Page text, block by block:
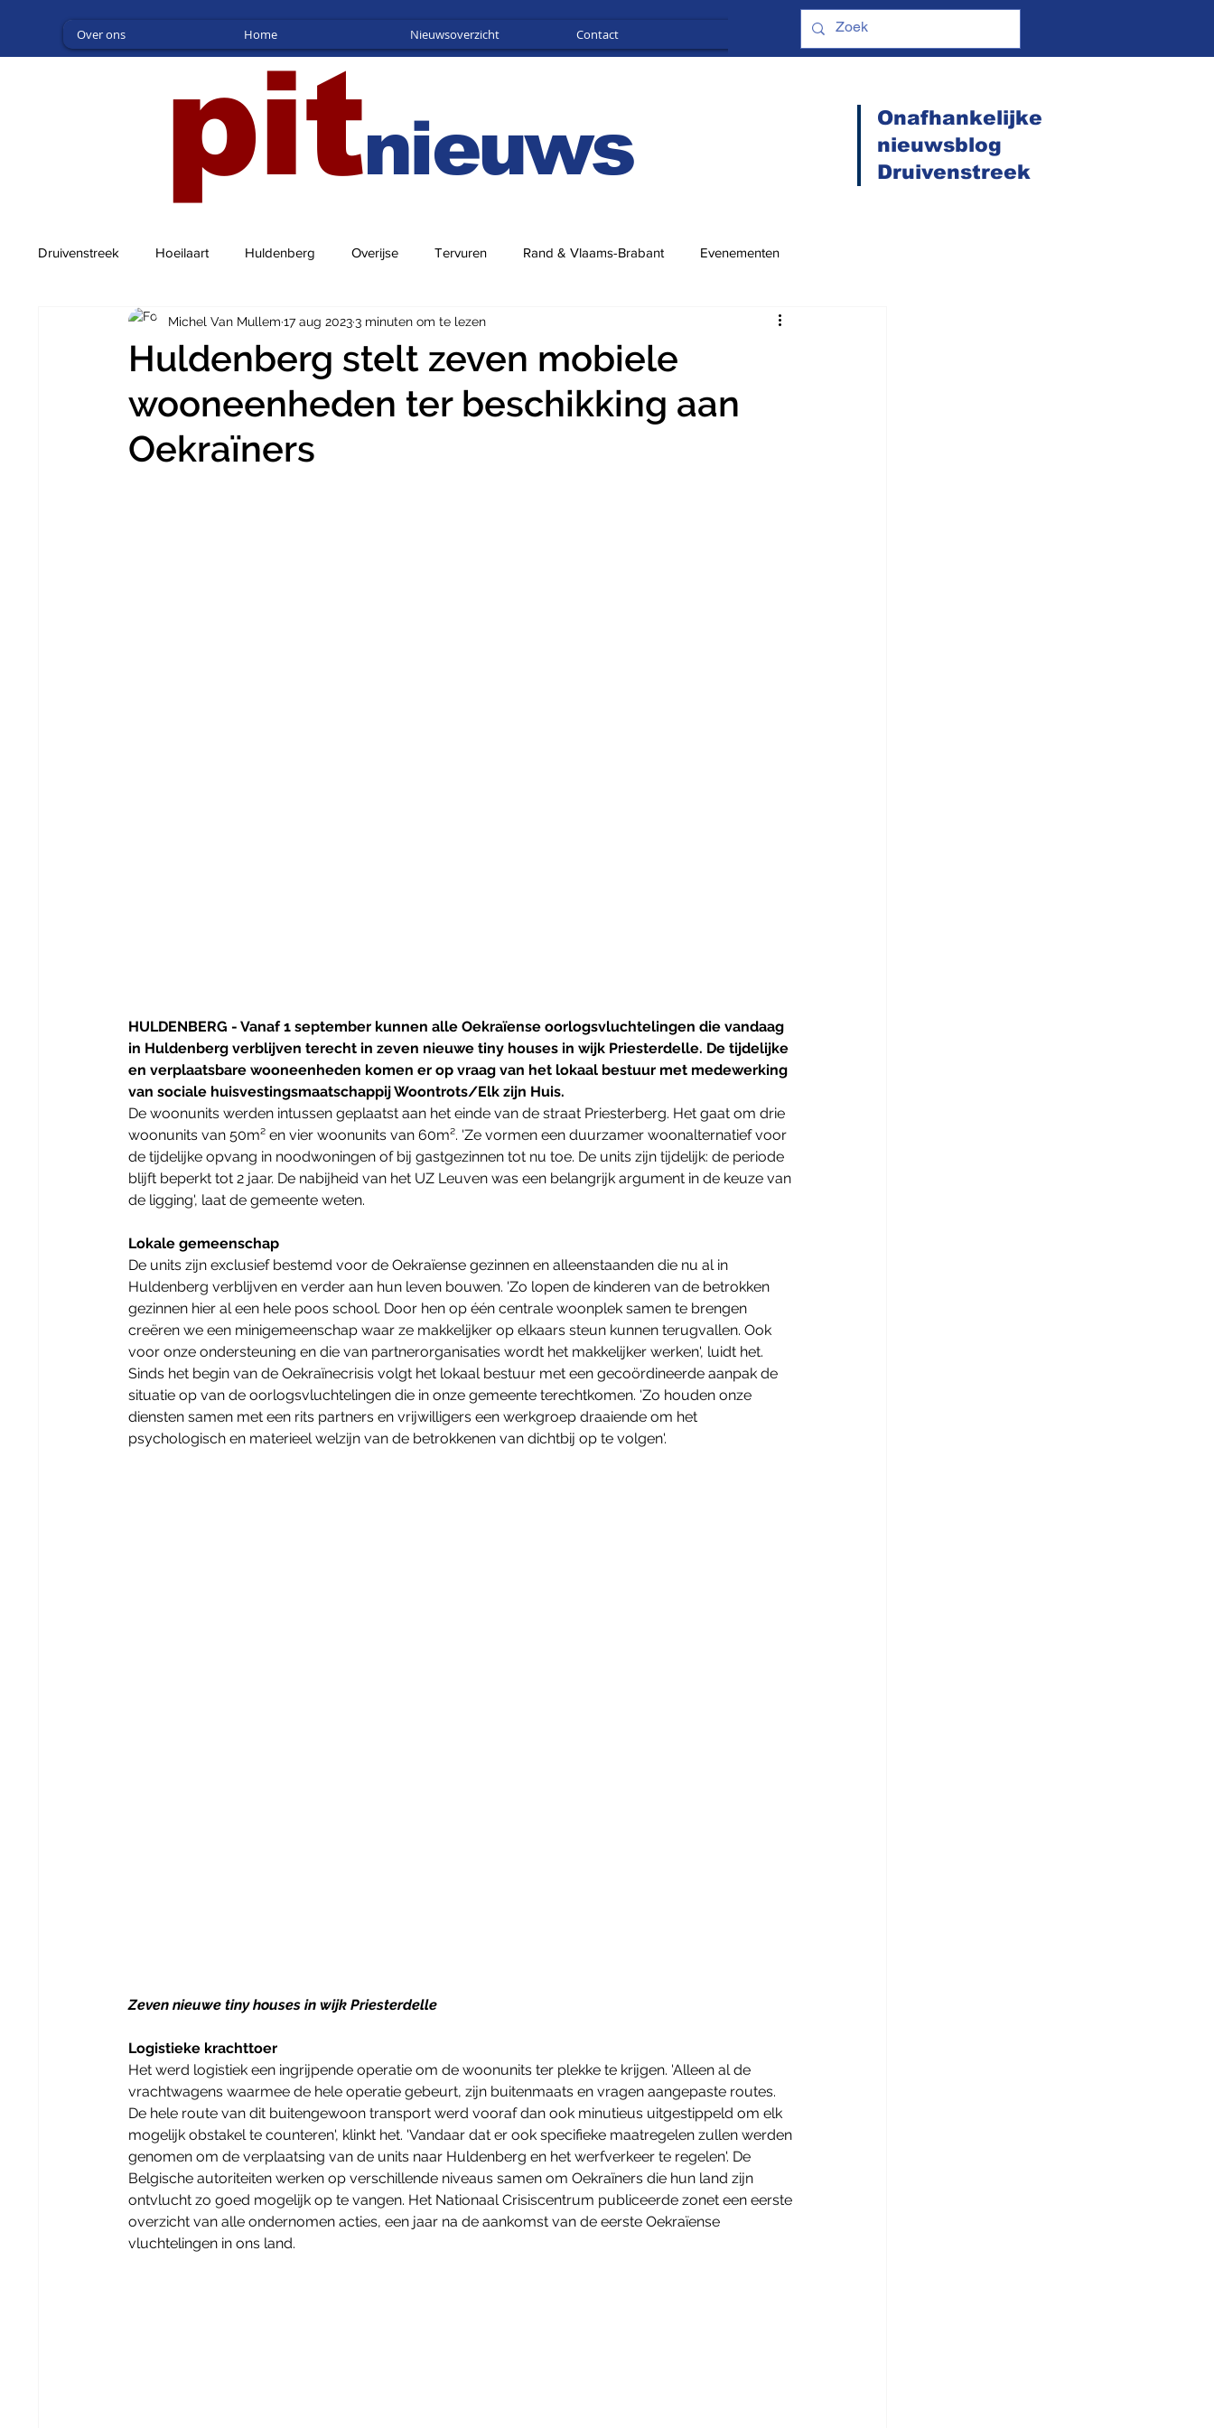
Over ons Home Nieuwsoverzicht Contact
pitnieuws
Onafhankelijke
nieuwsblog
Druivenstreek
Druivenstreek Hoeilaart Huldenberg Overijse Tervuren Rand & Vlaams-Brabant Evenementen
Huldenberg stelt zeven mobiele
wooneenheden ter beschikking aan
Oekraïners
Michel Van Mullem 17 aug 20233 minuten om te lezen
HULDENBERG - Vanaf 1 september kunnen alle Oekraïense oorlogsvluchtelingen die vandaag
in Huldenberg verblijven terecht in zeven nieuwe tiny houses in wijk Priesterdelle. De tijdelijke
en verplaatsbare wooneenheden komen er op vraag van het lokaal bestuur met medewerking
van sociale huisvestingsmaatschappij Woontrots/Elk zijn Huis.
De woonunits werden intussen geplaatst aan het einde van de straat Priesterberg. Het gaat om drie
woonunits van 50m² en vier woonunits van 60m². 'Ze vormen een duurzamer woonalternatief voor
de tijdelijke opvang in noodwoningen of bij gastgezinnen tot nu toe. De units zijn tijdelijk: de periode
blijft beperkt tot 2 jaar. De nabijheid van het UZ Leuven was een belangrijk argument in de keuze van
de ligging', laat de gemeente weten.
Lokale gemeenschap
De units zijn exclusief bestemd voor de Oekraïense gezinnen en alleenstaanden die nu al in
Huldenberg verblijven en verder aan hun leven bouwen. 'Zo lopen de kinderen van de betrokken
gezinnen hier al een hele poos school. Door hen op één centrale woonplek samen te brengen
creëren we een minigemeenschap waar ze makkelijker op elkaars steun kunnen terugvallen. Ook
voor onze ondersteuning en die van partnerorganisaties wordt het makkelijker werken', luidt het.
Sinds het begin van de Oekraïnecrisis volgt het lokaal bestuur met een gecoördineerde aanpak de
situatie op van de oorlogsvluchtelingen die in onze gemeente terechtkomen. 'Zo houden onze
diensten samen met een rits partners en vrijwilligers een werkgroep draaiende om het
psychologisch en materieel welzijn van de betrokkenen van dichtbij op te volgen'.
Zeven nieuwe tiny houses in wijk Priesterdelle
Logistieke krachttoer
Het werd logistiek een ingrijpende operatie om de woonunits ter plekke te krijgen. 'Alleen al de
vrachtwagens waarmee de hele operatie gebeurt, zijn buitenmaats en vragen aangepaste routes.
De hele route van dit buitengewoon transport werd vooraf dan ook minutieus uitgestippeld om elk
mogelijk obstakel te counteren', klinkt het. 'Vandaar dat er ook specifieke maatregelen zullen werden
genomen om de verplaatsing van de units naar Huldenberg en het werfverkeer te regelen'. De
Belgische autoriteiten werken op verschillende niveaus samen om Oekraïners die hun land zijn
ontvlucht zo goed mogelijk op te vangen. Het Nationaal Crisiscentrum publiceerde zonet een eerste
overzicht van alle ondernomen acties, een jaar na de aankomst van de eerste Oekraïense
vluchtelingen in ons land.